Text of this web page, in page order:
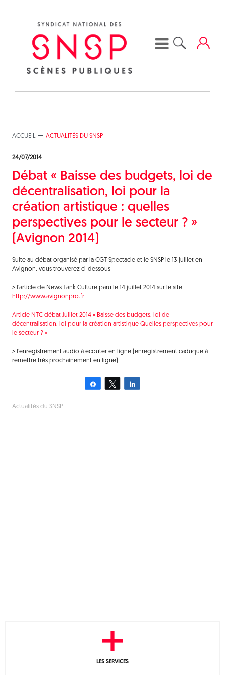
ACCUEIL ACTUALITÉS DU SNSP
24/07/2014
Débat « Baisse des budgets, loi de
décentralisation, loi pour la
création artistique : quelles
perspectives pour le secteur ? »
(Avignon 2014)
Suite au débat organisé par la CGT Spectacle et le SNSP le 13 juillet en
Avignon, vous trouverez ci-dessous
> l’article de News Tank Culture paru le 14 juillet 2014 sur le site
http://www.avignonpro.fr
Article NTC débat Juillet 2014 « Baisse des budgets, loi de
décentralisation, loi pour la création artistique Quelles perspectives pour
le secteur ? »
> l’enregistrement audio à écouter en ligne (enregistrement caduque à
remettre très prochainement en ligne)
Partagez Tweetez
Actualités du SNSP
LES SERVICES